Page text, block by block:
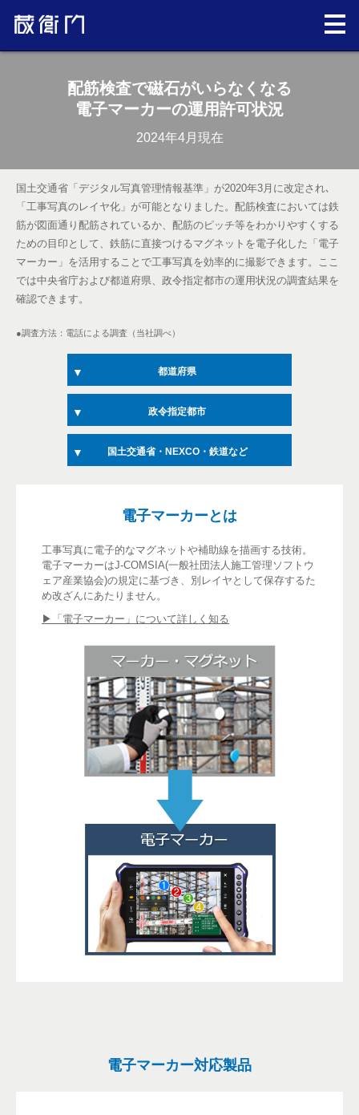
配筋検査で磁石がいらなくなる
電子マーカーの運用許可状況
2024年4月現在
国土交通省「デジタル写真管理情報基準」が2020年3月に改定され､
「工事写真のレイヤ化」が可能となりました。配筋検査においては鉄
筋が図面通り配筋されているか、配筋のピッチ等をわかりやすくする
ための目印として、鉄筋に直接つけるマグネットを電子化した「電子
マーカー」を活用することで工事写真を効率的に撮影できます。ここ
では中央省庁および都道府県、政令指定都市の運用状況の調査結果を
確認できます。
●調査方法：電話による調査（当社調べ）
都道府県
政令指定都市
国土交通省・NEXCO・鉄道など
電子マーカーとは
工事写真に電子的なマグネットや補助線を描画する技術。
電子マーカーはJ-COMSIA(一般社団法人施工管理ソフトウ
ェア産業協会)の規定に基づき、別レイヤとして保存するた
め改ざんにあたりません。
▶「電子マーカー」について詳しく知る
電子マーカー対応製品